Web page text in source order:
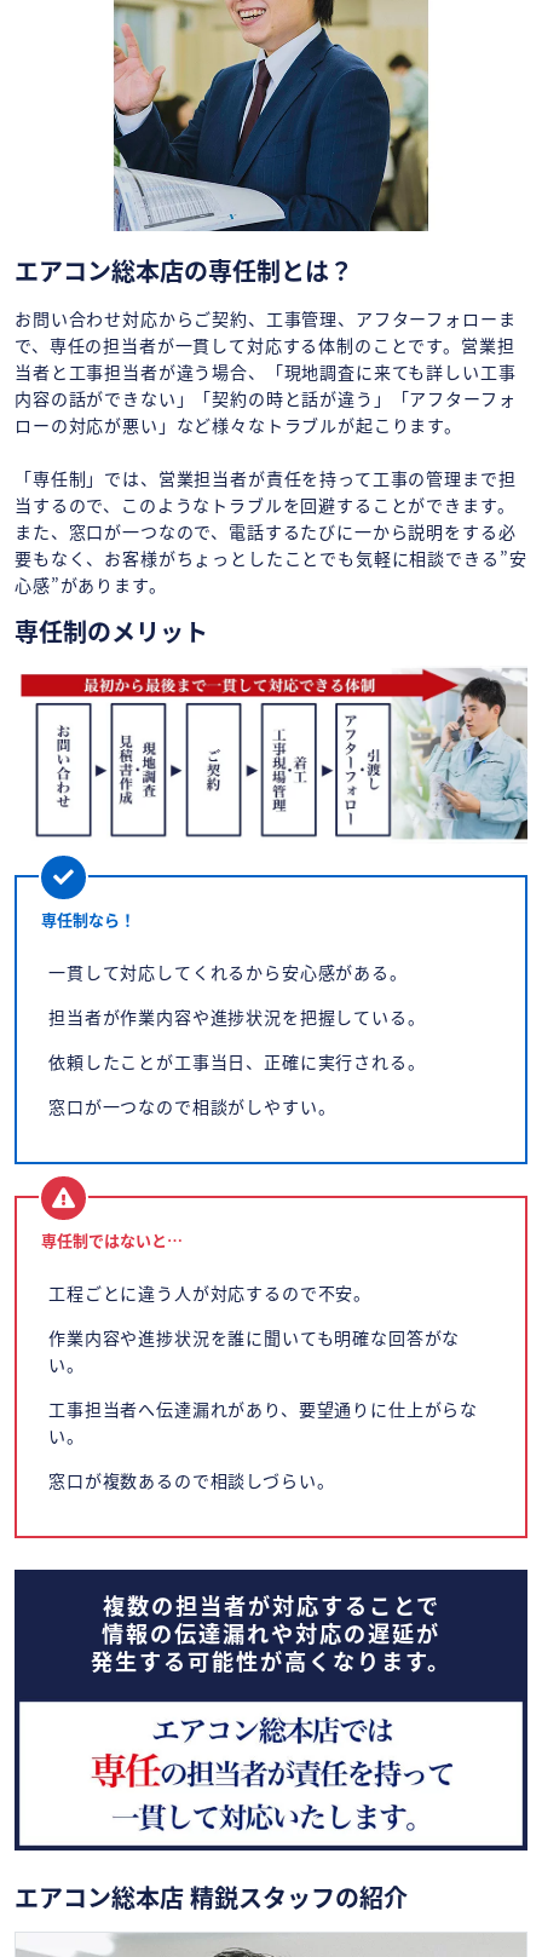
エアコン総本店の専任制とは？
お問い合わせ対応からご契約、工事管理、アフターフォローま
で、専任の担当者が一貫して対応する体制のことです。営業担
当者と工事担当者が違う場合、「現地調査に来ても詳しい工事
内容の話ができない」「契約の時と話が違う」「アフターフォ
ローの対応が悪い」など様々なトラブルが起こります。
「専任制」では、営業担当者が責任を持って工事の管理まで担
当するので、このようなトラブルを回避することができます。
また、窓口が一つなので、電話するたびに一から説明をする必
要もなく、お客様がちょっとしたことでも気軽に相談できる”安
心感”があります。
専任制のメリット
専任制なら！
一貫して対応してくれるから安心感がある。
担当者が作業内容や進捗状況を把握している。
依頼したことが工事当日、正確に実行される。
窓口が一つなので相談がしやすい。
専任制ではないと…
工程ごとに違う人が対応するので不安。
作業内容や進捗状況を誰に聞いても明確な回答がな
い。
工事担当者へ伝達漏れがあり、要望通りに仕上がらな
い。
窓口が複数あるので相談しづらい。
複数の担当者が対応することで
情報の伝達漏れや対応の遅延が
発生する可能性が高くなります。
エアコン総本店 精鋭スタッフの紹介